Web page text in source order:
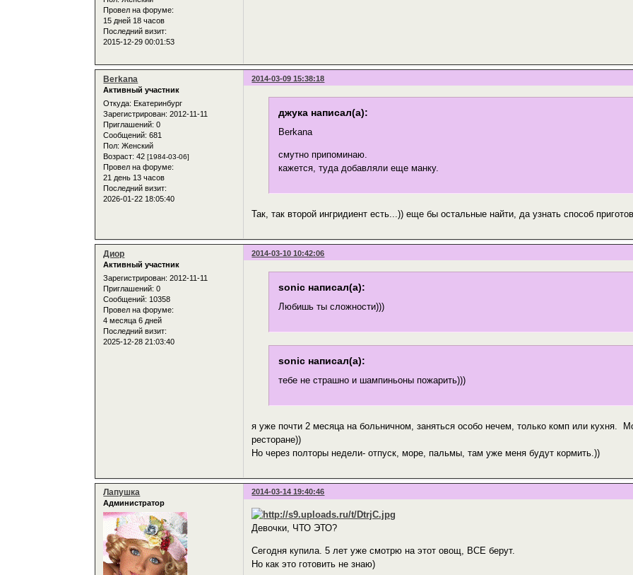
Провел на форуме:
15 дней 18 часов
Последний визит:
2015-12-29 00:01:53
2014-03-09 15:38:18
Berkana
Активный участник
Откуда: Екатеринбург
Зарегистрирован: 2012-11-11
Приглашений: 0
Сообщений: 681
Пол: Женский
Возраст: 42[1984-03-06]
Провел на форуме:
21 день 13 часов
Последний визит:
2026-01-22 18:05:40
джука написал(а):
Berkana
смутно припоминаю.
кажется, туда добавляли еще манку.
Так, так второй ингридиент есть...)) еще бы остальные найти, да узнать способ
2014-03-10 10:42:06
Диор
Активный участник
Зарегистрирован: 2012-11-11
Приглашений: 0
Сообщений: 10358
Провел на форуме:
4 месяца 6 дней
Последний визит:
2025-12-28 21:03:40
sonic написал(а):
Любишь ты сложности)))
sonic написал(а):
тебе не страшно и шампиньоны пожарить)))
я уже почти 2 месяца на больничном, заняться особо нечем, только комп или кухня.
ресторане))
Но через полторы недели- отпуск, море, пальмы, там уже меня будут кормить.))
2014-03-14 19:40:46
Лапушка
Администратор
Девочки, ЧТО ЭТО?
Сегодня купила. 5 лет уже смотрю на этот овощ, ВСЕ берут.
Но как это готовить не знаю)